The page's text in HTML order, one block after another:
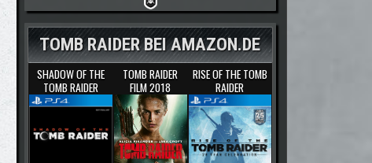
TOMB RAIDER BEI AMAZON.DE
SHADOW OF THE
TOMB RAIDER
TOMB RAIDER
FILM 2018
RISE OF THE TOMB
RAIDER